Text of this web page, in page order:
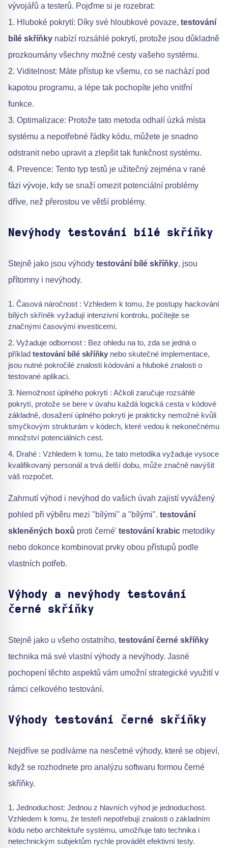
vývojářů a testerů. Pojďme si je rozebrat:
1. Hluboké pokrytí: Díky své hloubkové povaze, testování
bílé skříňky nabízí rozsáhlé pokrytí, protože jsou důkladně
prozkoumány všechny možné cesty vašeho systému.
2. Viditelnost: Máte přístup ke všemu, co se nachází pod
kapotou programu, a lépe tak pochopíte jeho vnitřní
funkce.
3. Optimalizace: Protože tato metoda odhalí úzká místa
systému a nepotřebné řádky kódu, můžete je snadno
odstranit nebo upravit a zlepšit tak funkčnost systému.
4. Prevence: Tento typ testů je užitečný zejména v rané
fázi vývoje, kdy se snaží omezit potenciální problémy
dříve, než přerostou ve větší problémy.
Nevýhody testování bílé skříňky
Stejně jako jsou výhody testování bílé skříňky, jsou
přítomny i nevýhody.
Časová náročnost : Vzhledem k tomu, že postupy hackování
bílých skříněk vyžadují intenzivní kontrolu, počítejte se
značnými časovými investicemi.
Vyžaduje odbornost : Bez ohledu na to, zda se jedná o
příklad testování bílé skříňky nebo skutečné implementace,
jsou nutné pokročilé znalosti kódování a hluboké znalosti o
testované aplikaci.
Nemožnost úplného pokrytí : Ačkoli zaručuje rozsáhlé
pokrytí, protože se bere v úvahu každá logická cesta v kódové
základně, dosažení úplného pokrytí je prakticky nemožné kvůli
smyčkovým strukturám v kódech, které vedou k nekonečnému
množství potenciálních cest.
Drahé : Vzhledem k tomu, že tato metodika vyžaduje vysoce
kvalifikovaný personál a trvá delší dobu, může značně navýšit
váš rozpočet.
Zahrnutí výhod i nevýhod do vašich úvah zajistí vyvážený
pohled při výběru mezi "bílými" a "bílými". testování
skleněných boxů proti černé' testování krabic metodiky
nebo dokonce kombinovat prvky obou přístupů podle
vlastních potřeb.
Výhody a nevýhody testování
černé skříňky
Stejně jako u všeho ostatního, testování černé skříňky
technika má své vlastní výhody a nevýhody. Jasné
pochopení těchto aspektů vám umožní strategické využití v
rámci celkového testování.
Výhody testování černé skříňky
Nejdříve se podíváme na nesčetné výhody, které se objeví,
když se rozhodnete pro analýzu softwaru formou černé
skříňky.
Jednoduchost: Jednou z hlavních výhod je jednoduchost.
Vzhledem k tomu, že testeři nepotřebují znalosti o základním
kódu nebo architektuře systému, umožňuje tato technika i
netechnickým subjektům rychle provádět efektivní testy.